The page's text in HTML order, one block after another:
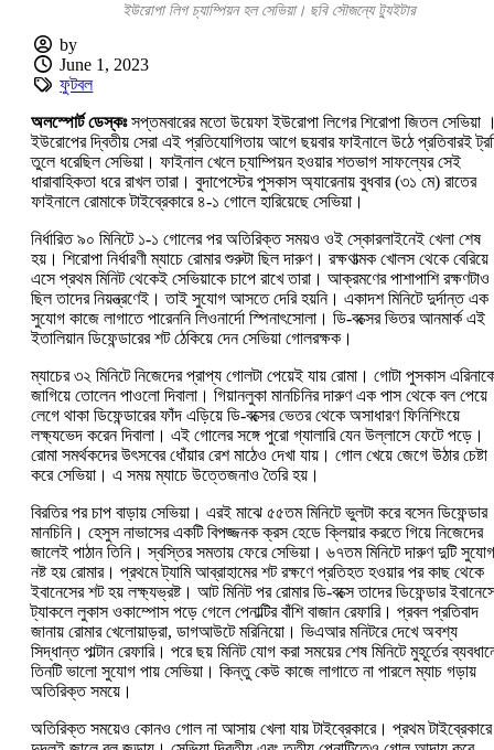
ইউরোপা লিগ চ্যাম্পিয়ন হল সেভিয়া। ছবি সৌজন্যে ট্যুইটার
by
June 1, 2023
ফুটবল
অলস্পোর্ট ডেস্কঃসপ্তমবারের মতো উয়েফা ইউরোপা লিগের শিরোপা জিতল সেভিয়া
ইউরোপের দ্বিতীয় সেরা এই প্রতিযোগিতায় আগে ছয়বার ফাইনালে উঠে প্রতিবারই
তুলে ধরেছিল সেভিয়া। ফাইনাল খেলে চ্যাম্পিয়ন হওয়ার শতভাগ সাফল্যের সেই
ধারাবাহিকতা ধরে রাখল তারা। বুদাপেস্টের পুসকাস অ্যারেনায় বুধবার (৩১ মে) রাতের
ফাইনালে রোমাকে টাইব্রেকারে ৪-১ গোলে হারিয়েছে সেভিয়া।
নির্ধারিত ৯০ মিনিটে ১-১ গোলের পর অতিরিক্ত সময়ও ওই স্কোরলাইনেই খেলা শেষ
হয়। শিরোপা নির্ধারণী ম্যাচে রোমার শুরুটা ছিল দারুণ। রক্ষণাত্মক খোলস থেকে বেরিয়ে
এসে প্রথম মিনিট থেকেই সেভিয়াকে চাপে রাখে তারা। আক্রমণের পাশাপাশি রক্ষণটাও
ছিল তাদের নিয়ন্ত্রণেই। তাই সুযোগ আসতে দেরি হয়নি। একাদশ মিনিটে দুর্দান্ত এক
সুযোগ কাজে লাগাতে পারেননি লিওনার্দো স্পিনাৎসোলা। ডি-বক্সের ভিতর আনমার্ক এই
ইতালিয়ান ডিফেন্ডারের শট ঠেকিয়ে দেন সেভিয়া গোলরক্ষক।
ম্যাচের ৩২ মিনিটে নিজেদের প্রাপ্য গোলটা পেয়েই যায় রোমা। গোটা পুসকাস
জাগিয়ে তোলেন পাওলো দিবালা। গিয়ানলুকা মানচিনির দারুণ এক পাস থেকে বল পেয়ে
লেগে থাকা ডিফেন্ডারের ফাঁদ এড়িয়ে ডি-বক্সের ভেতর থেকে অসাধারণ ফিনিশিংয়ে
লক্ষ্যভেদ করেন দিবালা। এই গোলের সঙ্গে পুরো গ্যালারি যেন উল্লাসে ফেটে পড়ে।
রোমা সমর্থকদের উৎসবের ধোঁয়ার রেশ মাঠেও দেখা যায়। গোল খেয়ে জেগে উঠার চেষ্টা
করে সেভিয়া। এ সময় ম্যাচে উত্তেজনাও তৈরি হয়।
বিরতির পর চাপ বাড়ায় সেভিয়া। এরই মাঝে ৫৫তম মিনিটে ভুলটা করে বসেন ডিফেন্ডার
মানচিনি। হেসুস নাভাসের একটি বিপজ্জনক ক্রস হেডে ক্লিয়ার করতে গিয়ে নিজেদের
জালেই পাঠান তিনি। স্বস্তির সমতায় ফেরে সেভিয়া। ৬৭তম মিনিটে দারুণ দুটি সুযোগ
নষ্ট হয় রোমার। প্রথমে ট্যামি আব্রাহামের শট রক্ষণে প্রতিহত হওয়ার পর কাছ থেকে
ইবানেসের শট হয় লক্ষ্যভ্রষ্ট। আট মিনিট পর রোমার ডি-বক্সে তাদের ডিফেন্ডার
ট্যাকলে লুকাস ওকাম্পোস পড়ে গেলে পেনাল্টির বাঁশি বাজান রেফারি। প্রবল প্রতিবাদ
জানায় রোমার খেলোয়াড়রা, ডাগআউটে মরিনিয়ো। ভিএআর মনিটরে দেখে অবশ্য
সিদ্ধান্ত পাল্টান রেফারি। পরে ছয় মিনিট যোগ করা সময়ের শেষ মিনিটে মুহূর্তের
তিনটি ভালো সুযোগ পায় সেভিয়া। কিন্তু কেউ কাজে লাগাতে না পারলে ম্যাচ গড়ায়
অতিরিক্ত সময়ে।
অতিরিক্ত সময়েও কোনও গোল না আসায় খেলা যায় টাইব্রেকারে। প্রথম টাইব্রেকারে